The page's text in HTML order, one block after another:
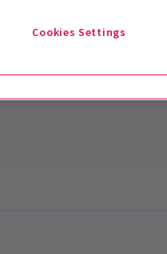
Cookies Settings